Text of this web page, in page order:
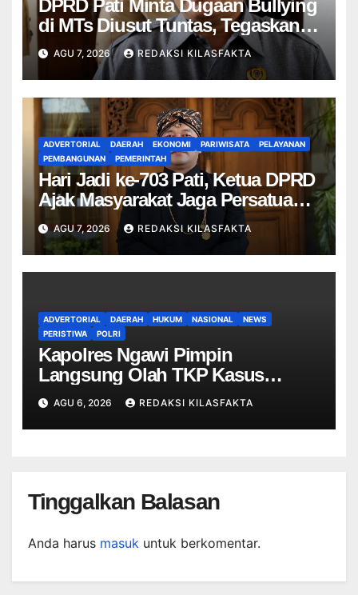
DPRD Pati Minta Dugaan Bullying
di MTs Diusut Tuntas, Tegaskan
Tak Boleh Ada yang Ditutupi
AGU 7, 2026 REDAKSI KILASFAKTA
ADVERTORIAL DAERAH EKONOMI PARIWISATA
PELAYANAN
PEMBANGUNAN
PEMERINTAH
Hari Jadi ke-703 Pati, Ketua DPRD
Ajak Masyarakat Jaga Persatuan
dan Kedamaian
AGU 7, 2026 REDAKSI KILASFAKTA
ADVERTORIAL DAERAH HUKUM NASIONAL
NEWS
PERISTIWA
POLRI
Kapolres Ngawi Pimpin
Langsung Olah TKP Kasus
Penganiayaan Berujung
Meninggal Dunia di Kedunggalar
AGU 6, 2026 REDAKSI KILASFAKTA
Tinggalkan Balasan
Anda harus masuk untuk berkomentar.